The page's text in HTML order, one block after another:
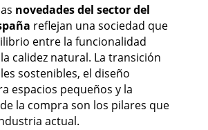
novedades del sector del
reflejan una sociedad que
entre la funcionalidad
calidez natural. La transición
sostenibles, el diseño
espacios pequeños y la
la compra son los pilares que
actual.